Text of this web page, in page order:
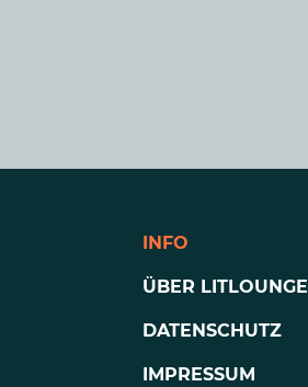
INFO
ÜBER LITLOUNGE
DATENSCHUTZ
IMPRESSUM